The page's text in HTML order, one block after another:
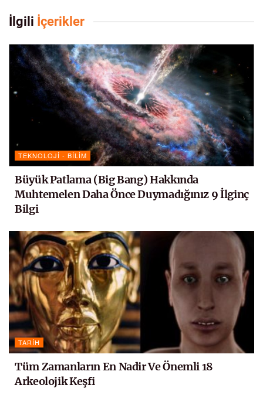
İlgili İçerikler
TEKNOLOJI - BILIM
Büyük Patlama (Big Bang) Hakkında
Muhtemelen Daha Önce Duymadığınız 9 İlginç
Bilgi
TARIH
Tüm Zamanların En Nadir Ve Önemli 18
Arkeolojik Keşfi